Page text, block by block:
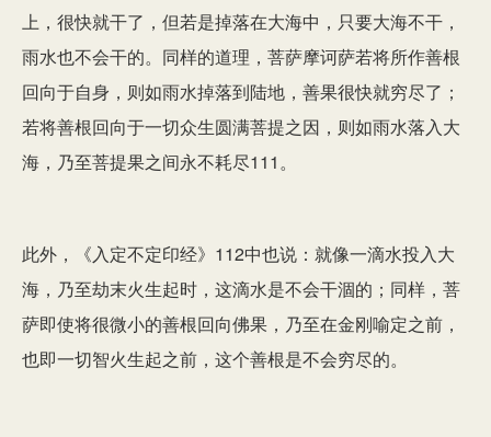
上，很快就干了，但若是掉落在大海中，只要大海不干，
雨水也不会干的。同样的道理，菩萨摩诃萨若将所作善根
回向于自身，则如雨水掉落到陆地，善果很快就穷尽了；
若将善根回向于一切众生圆满菩提之因，则如雨水落入大
海，乃至菩提果之间永不耗尽111。
此外， 《入定不定印经》112中也说 ：就像一滴水投入大
海，乃至劫末火生起时，这滴水是不会干涸的；同样，菩
萨即使将很微小的善根回向佛果，乃至在金刚喻定之前，
也即一切智火生起之前，这个善根是不会穷尽的。